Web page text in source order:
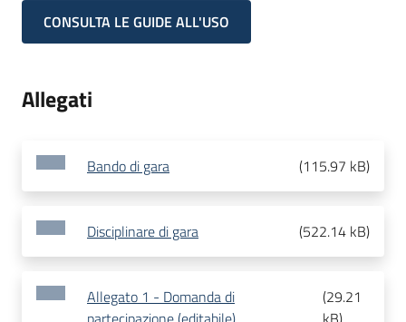
CONSULTA LE GUIDE ALL'USO
Allegati
Bando di gara (115.97 kB)
Disciplinare di gara (522.14 kB)
Allegato 1 - Domanda di
(29.21